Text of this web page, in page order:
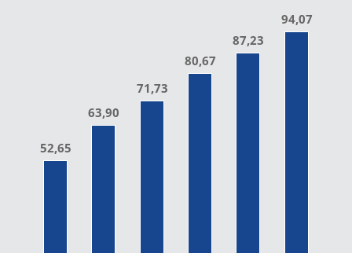
52,65
63,90
71,73
80,67
87,23
94,07